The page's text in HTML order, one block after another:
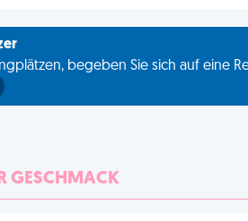
begeben Sie sich auf eine
GESCHMACK